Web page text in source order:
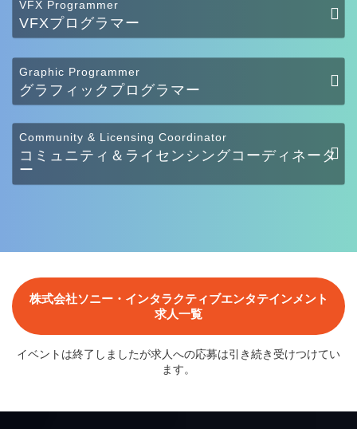
VFX Programmer
VFXプログラマー
Graphic Programmer
グラフィックプログラマー
Community & Licensing Coordinator
コミュニティ＆ライセンシングコーディネータ
ー
株式会社ソニー・インタラクティブエンタテインメント
求人一覧
イベントは終了しましたが求人への応募は引き続き受けつけてい
ます。